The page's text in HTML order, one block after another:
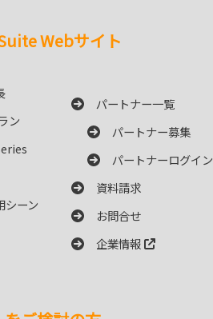
Webサイト
ン
シーン
パートナー一覧
パートナー募集
パートナーログイン
資料請求
お問合せ
企業情報